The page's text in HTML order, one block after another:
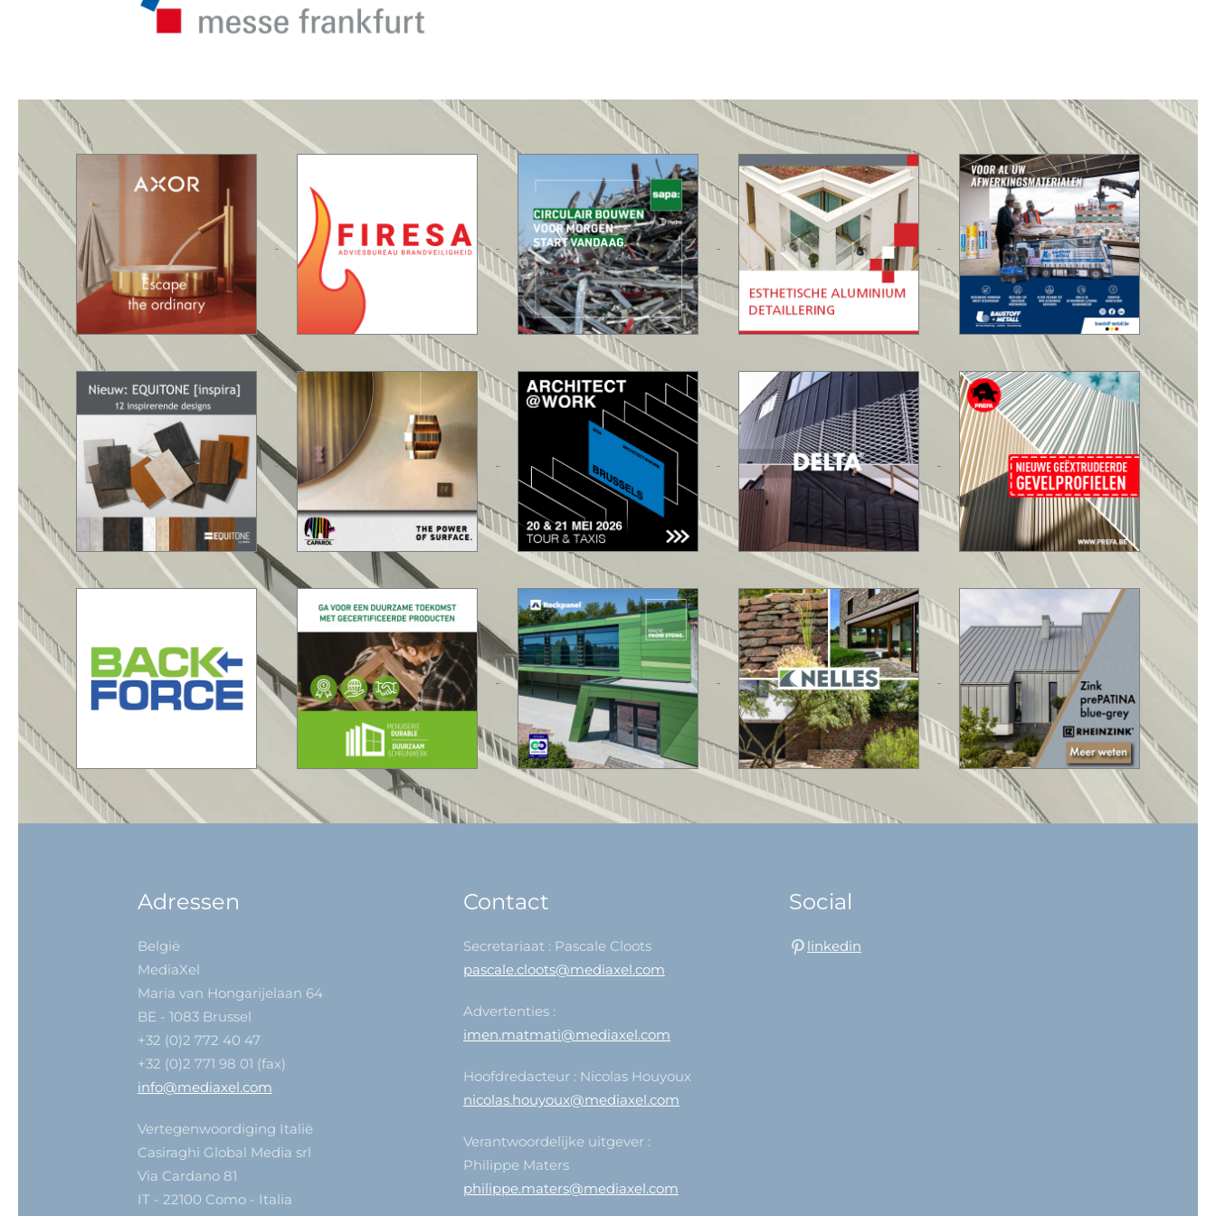
Adressen
België
MediaXel
Maria van Hongarijelaan 64
BE - 1083 Brussel
+32 (0)2 772 40 47
+32 (0)2 771 98 01 (fax)
info@mediaxel.com
Vertegenwoordiging Italië
Casiraghi Global Media srl
Via Cardano 81
IT - 22100 Como - Italia
Contact
Secretariaat : Pascale Cloots
pascale.cloots@mediaxel.com
Advertenties :
imen.matmati@mediaxel.com
Hoofdredacteur : Nicolas Houyoux
nicolas.houyoux@mediaxel.com
Verantwoordelijke uitgever :
Philippe Maters
philippe.maters@mediaxel.com
Social
linkedin